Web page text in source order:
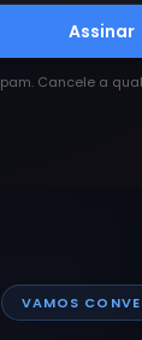
Assinar
Cancele a
VAMOS